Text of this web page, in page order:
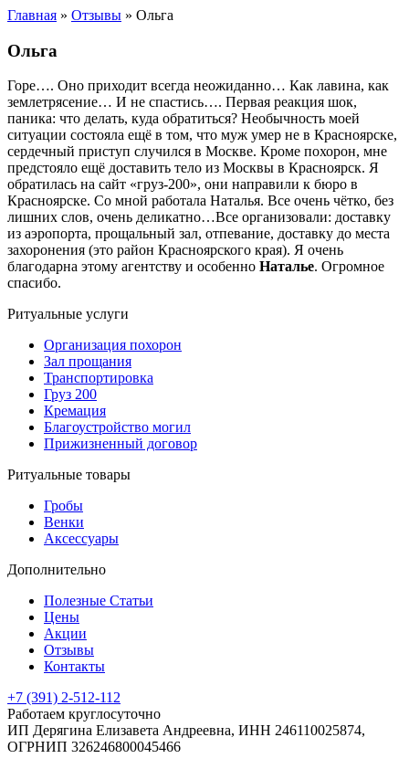
Главная » Отзывы » Ольга
Ольга
Горе…. Оно приходит всегда неожиданно… Как лавина, как
землетрясение… И не спастись…. Первая реакция шок,
паника: что делать, куда обратиться? Необычность моей
ситуации состояла ещё в том, что муж умер не в Красноярске,
сердечный приступ случился в Москве. Кроме похорон, мне
предстояло ещё доставить тело из Москвы в Красноярск. Я
обратилась на сайт «груз-200», они направили к бюро в
Красноярске. Со мной работала Наталья. Все очень чётко, без
лишних слов, очень деликатно…Все организовали: доставку
из аэропорта, прощальный зал, отпевание, доставку до места
захоронения (это район Красноярского края). Я очень
благодарна этому агентству и особенно Наталье. Огромное
спасибо.
Ритуальные услуги
Организация похорон
Зал прощания
Транспортировка
Груз 200
Кремация
Благоустройство могил
Прижизненный договор
Ритуальные товары
Гробы
Венки
Аксессуары
Дополнительно
Полезные Статьи
Цены
Акции
Отзывы
Контакты
+7 (391) 2-512-112
Работаем круглосуточно
ИП Дерягина Елизавета Андреевна, ИНН 246110025874,
ОГРНИП 326246800045466